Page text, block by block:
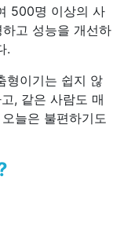
500명 이상의 사
고 성능을 개선하
.
형이기는 쉽지 않
, 같은 사람도 매
늘은 불편하기도